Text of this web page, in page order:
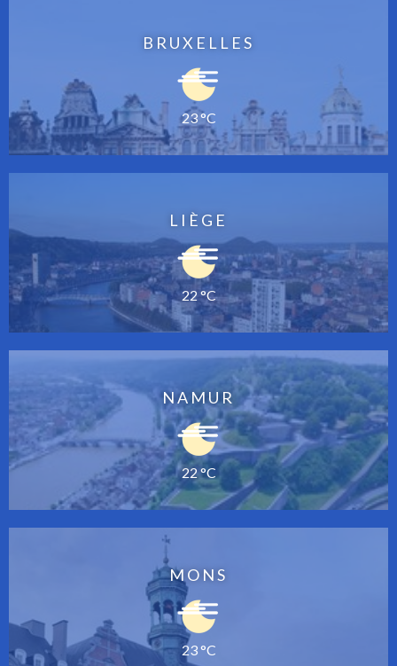
BRUXELLES
23 °C
LIÈGE
22 °C
NAMUR
22 °C
MONS
23 °C